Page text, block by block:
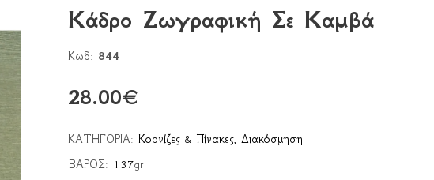
Κάδρο Ζωγραφική Σε Καμβά
Κωδ: 844
28.00€
ΚΑΤΗΓΟΡΙΑ: Κορνίζες & Πίνακες, Διακόσμηση
ΒΑΡΟΣ: 137gr